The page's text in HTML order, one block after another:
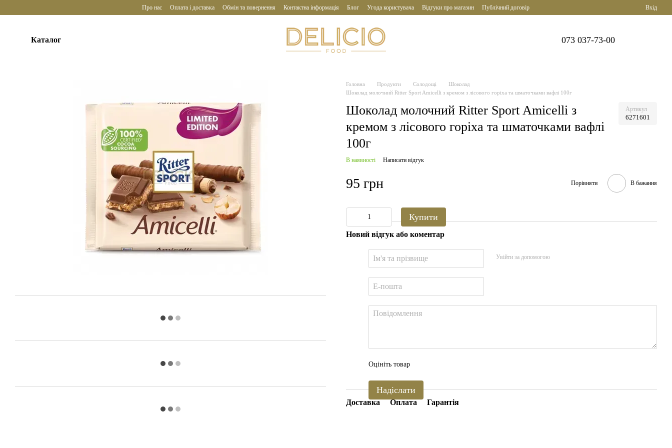
Про нас Оплата і доставка Обмін та повернення Контактна інформація Блог Угода користувача Відгуки про магазин Публічний договір Вхід
Каталог 073 037-73-00
Головна Продукти Солодощі
Шоколад
Шоколад молочний Ritter Sport Amicelli з кремом з лісового горіха та шматочками вафлі 100г
Шоколад молочний Ritter Sport Amicelli з
кремом з лісового горіха та шматочками вафлі
100г
Артикул
6271601
В наявності Написати відгук
95 грн Порівняти В бажання
Купити
Новий відгук або коментар
Увійти за допомогою
Оцініть товар
Надіслати
Доставка Оплата Гарантія